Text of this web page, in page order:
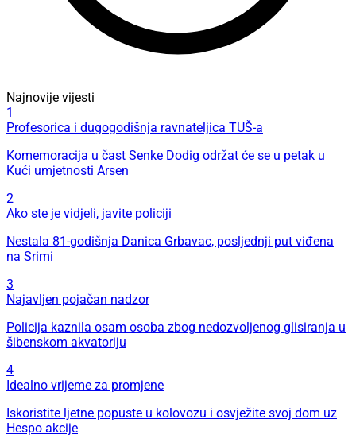
Najnovije vijesti
1
Profesorica i dugogodišnja ravnateljica TUŠ-a
Komemoracija u čast Senke Dodig održat će se u petak u
Kući umjetnosti Arsen
2
Ako ste je vidjeli, javite policiji
Nestala 81-godišnja Danica Grbavac, posljednji put viđena
na Srimi
3
Najavljen pojačan nadzor
Policija kaznila osam osoba zbog nedozvoljenog glisiranja u
šibenskom akvatoriju
4
Idealno vrijeme za promjene
Iskoristite ljetne popuste u kolovozu i osvježite svoj dom uz
Hespo akcije